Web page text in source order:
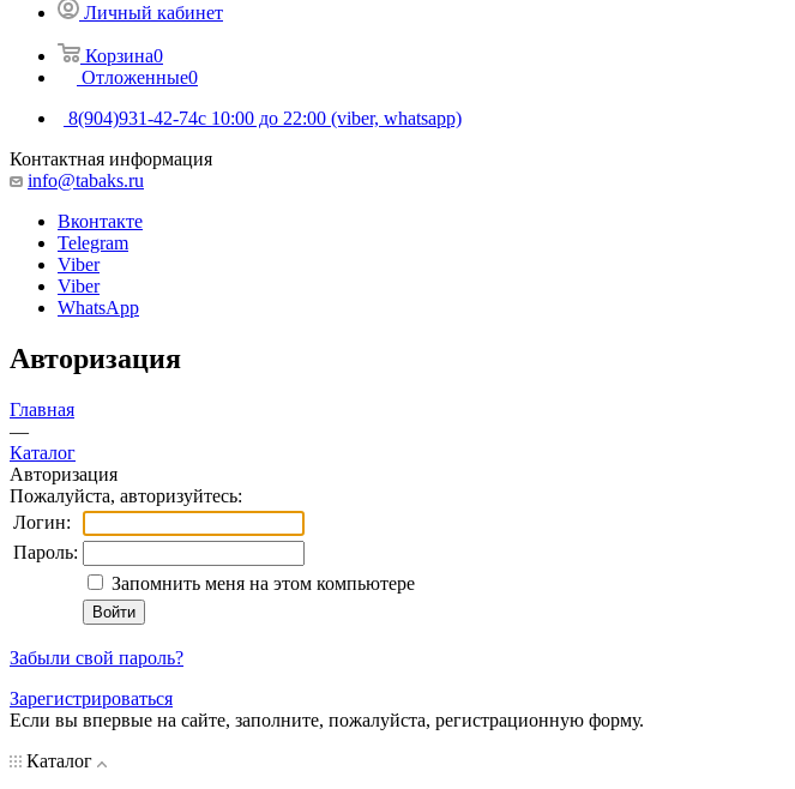
Личный кабинет
Корзина0
Отложенные0
8(904)931-42-74с 10:00 до 22:00 (viber, whatsapp)
Контактная информация
info@tabaks.ru
Вконтакте
Telegram
Viber
Viber
WhatsApp
Авторизация
Главная
—
Каталог
Авторизация
Пожалуйста, авторизуйтесь:
Логин:
Пароль:
Запомнить меня на этом компьютере
Забыли свой пароль?
Зарегистрироваться
Если вы впервые на сайте, заполните, пожалуйста, регистрационную форму.
Каталог